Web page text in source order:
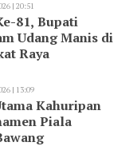
| 20:51
81, Bupati
Udang Manis di
Raya
| 13:09
Kahuripan
Piala